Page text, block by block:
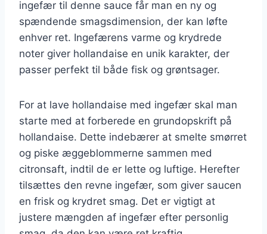
ingefær til denne sauce får man en ny og
spændende smagsdimension, der kan løfte
enhver ret. Ingefærens varme og krydrede
noter giver hollandaise en unik karakter, der
passer perfekt til både fisk og grøntsager.
For at lave hollandaise med ingefær skal man
starte med at forberede en grundopskrift på
hollandaise. Dette indebærer at smelte smørret
og piske æggeblommerne sammen med
citronsaft, indtil de er lette og luftige. Herefter
tilsættes den revne ingefær, som giver saucen
en frisk og krydret smag. Det er vigtigt at
justere mængden af ingefær efter personlig